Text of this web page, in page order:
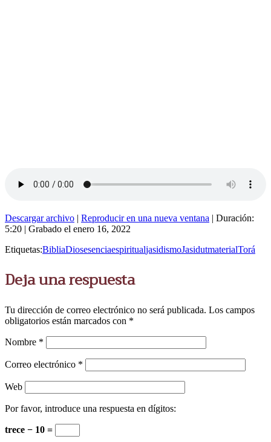
Descargar archivo | Reproducir en una nueva ventana | Duración:
5:20 | Grabado el enero 16, 2022
Etiquetas:BibliaDiosesenciaespiritualjasidismoJasidutmaterialTorá
Deja una respuesta
Tu dirección de correo electrónico no será publicada. Los campos
obligatorios están marcados con *
Nombre *
Correo electrónico *
Web
Por favor, introduce una respuesta en dígitos:
trece − 10 =